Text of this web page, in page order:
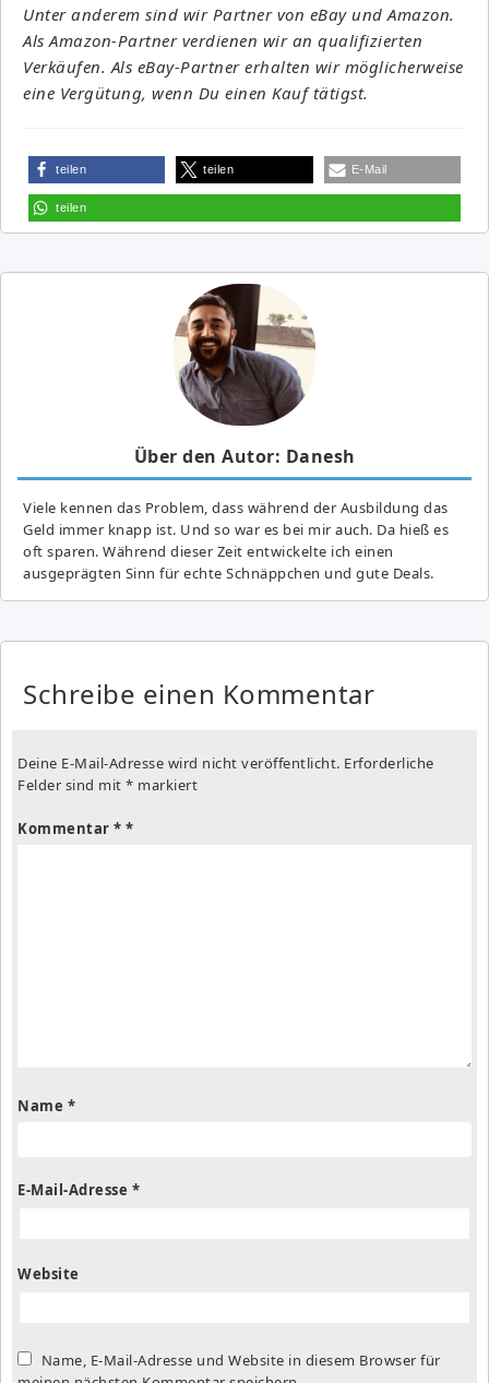
Unter anderem sind wir Partner von eBay und Amazon.
Als Amazon-Partner verdienen wir an qualifizierten
Verkäufen. Als eBay-Partner erhalten wir möglicherweise
eine Vergütung, wenn Du einen Kauf tätigst.
teilen teilen E-Mail
teilen
Über den Autor: Danesh
Viele kennen das Problem, dass während der Ausbildung das
Geld immer knapp ist. Und so war es bei mir auch. Da hieß es
oft sparen. Während dieser Zeit entwickelte ich einen
ausgeprägten Sinn für echte Schnäppchen und gute Deals.
Schreibe einen Kommentar
Deine E-Mail-Adresse wird nicht veröffentlicht. Erforderliche
Felder sind mit * markiert
Kommentar *
Name *
E-Mail-Adresse *
Website
Name, E-Mail-Adresse und Website in diesem Browser für